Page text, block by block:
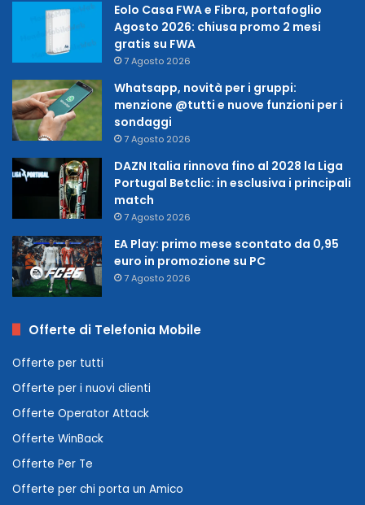
Eolo Casa FWA e Fibra, portafoglio
Agosto 2026: chiusa promo 2 mesi
gratis su FWA
7 Agosto 2026
Whatsapp, novità per i gruppi:
menzione @tutti e nuove funzioni per i
sondaggi
7 Agosto 2026
DAZN Italia rinnova fino al 2028 la Liga
Portugal Betclic: in esclusiva i principali
match
7 Agosto 2026
EA Play: primo mese scontato da 0,95
euro in promozione su PC
7 Agosto 2026
Offerte di Telefonia Mobile
Offerte per tutti
Offerte per i nuovi clienti
Offerte Operator Attack
Offerte WinBack
Offerte Per Te
Offerte per chi porta un Amico